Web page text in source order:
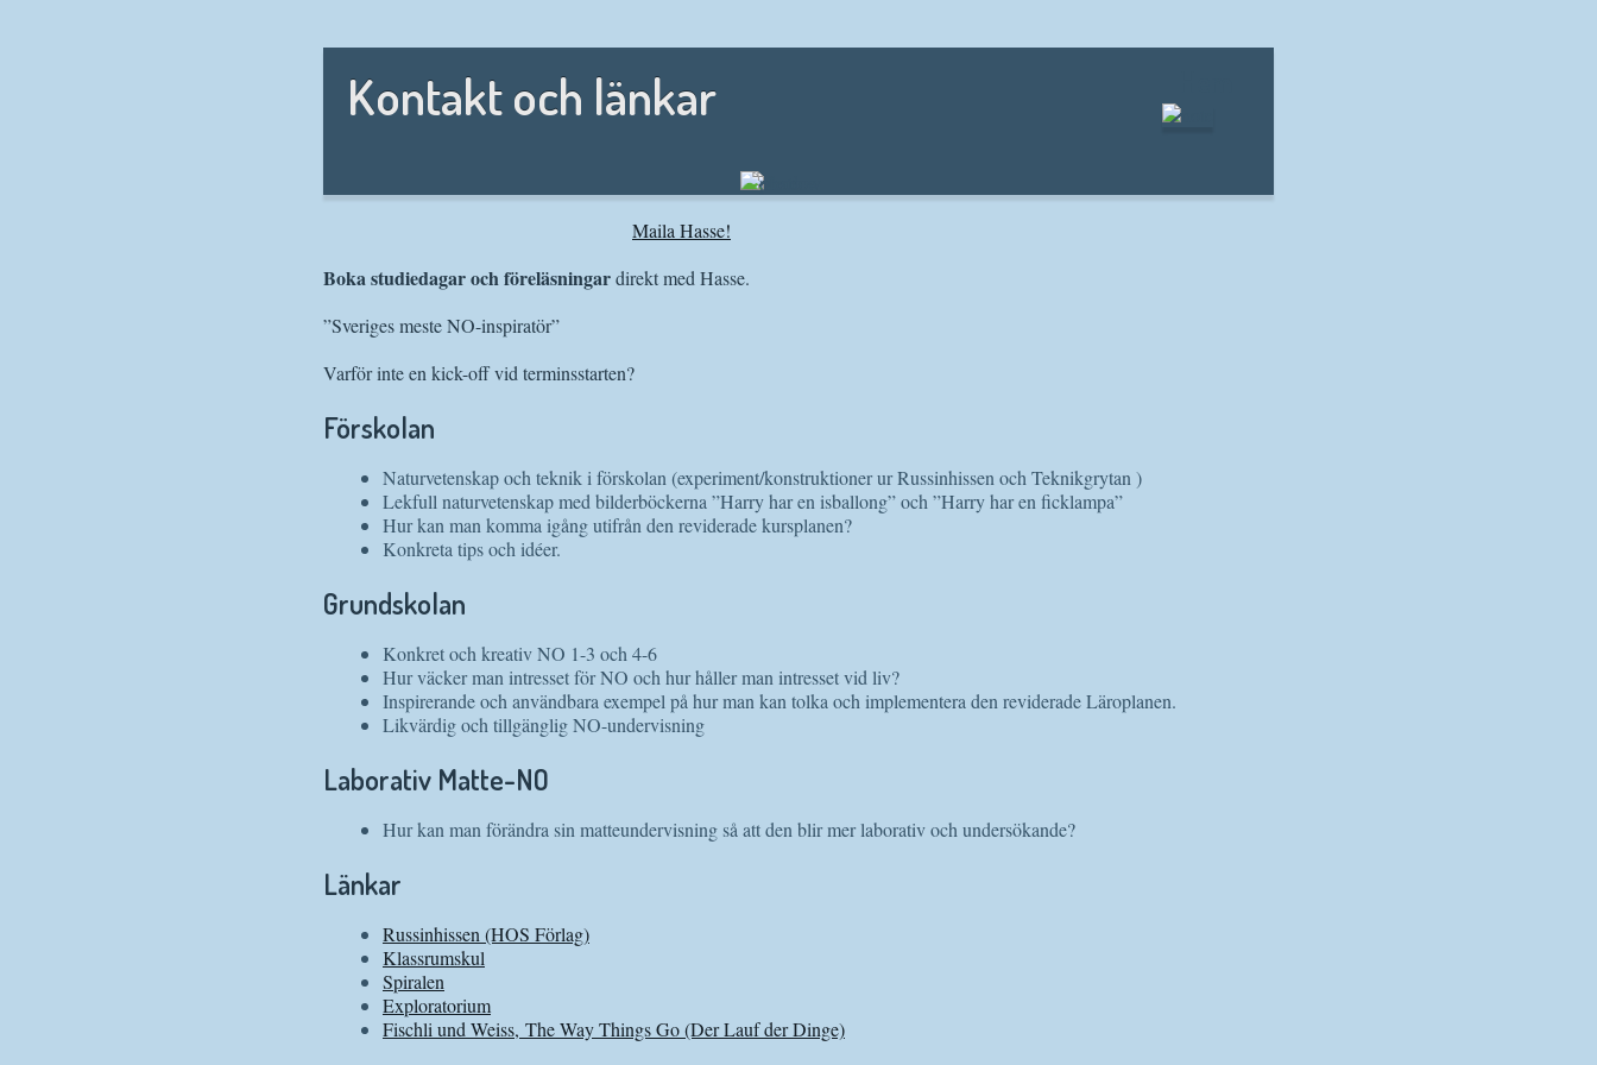
Kontakt och länkar
Maila Hasse!
Boka studiedagar och föreläsningardirekt med Hasse.
”Sveriges meste NO-inspiratör”
Varför inte en kick-off vid terminsstarten?
Förskolan
Naturvetenskap och teknik i förskolan (experiment/konstruktioner ur Russinhissen och Teknikgrytan )
Lekfull naturvetenskap med bilderböckerna ”Harry har en isballong” och ”Harry har en ficklampa”
Hur kan man komma igång utifrån den reviderade kursplanen?
Konkreta tips och idéer.
Grundskolan
Konkret och kreativ NO 1-3 och 4-6
Hur väcker man intresset för NO och hur håller man intresset vid liv?
Inspirerande och användbara exempel på hur man kan tolka och implementera den reviderade Läroplanen.
Likvärdig och tillgänglig NO-undervisning
Laborativ Matte-NO
Hur kan man förändra sin matteundervisning så att den blir mer laborativ och undersökande?
Länkar
Russinhissen (HOS Förlag)
Klassrumskul
Spiralen
Exploratorium
Fischli und Weiss, The Way Things Go (Der Lauf der Dinge)